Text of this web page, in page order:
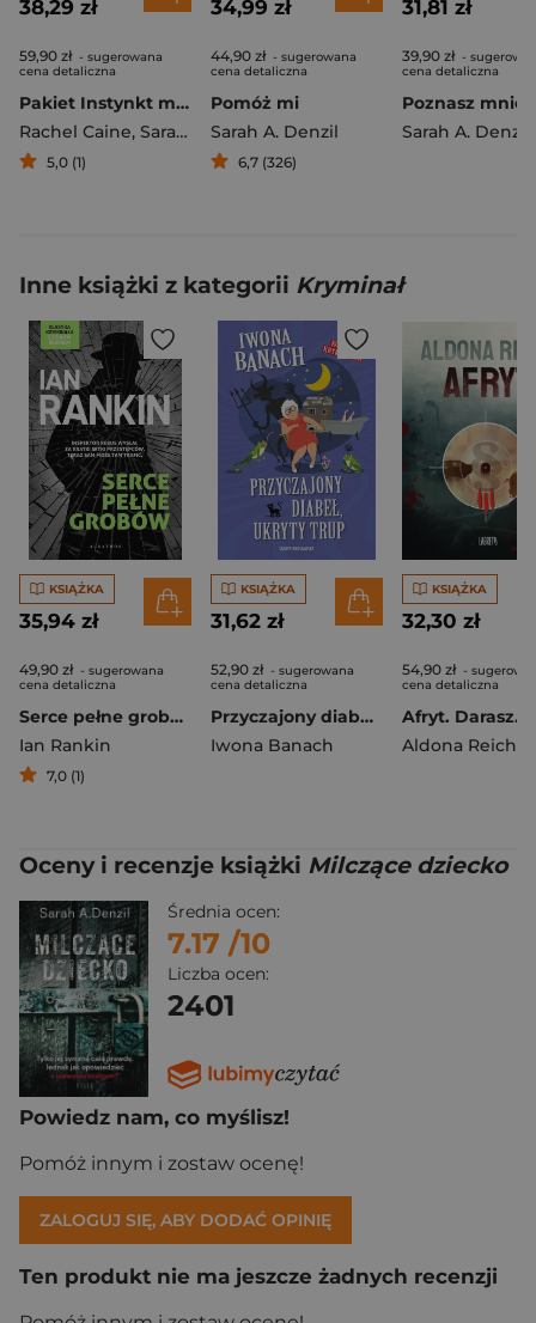
38,29 zł
59,90 zł - sugerowana
cena detaliczna
Pakiet Instynkt mordercy / Poznasz mnie
Rachel Caine, Sarah A. Denzil
5,0 (1)
34,99 zł
44,90 zł - sugerowana
cena detaliczna
Pomóż mi
Sarah A. Denzil
6,7 (326)
31,81 zł
39,90 zł -
cena detaliczna
Poznasz mnie
Sarah A. Denzil
Inne książki z kategorii Kryminał
KSIĄŻKA
35,94 zł
49,90 zł - sugerowana
cena detaliczna
Serce pełne grobów
Ian Rankin
7,0 (1)
KSIĄŻKA
31,62 zł
52,90 zł - sugerowana
cena detaliczna
Przyczajony diabeł, ukryty trup
Iwona Banach
KSIĄŻKA
32,30 zł
54,90 zł -
cena detaliczna
Aldona Reich
Oceny i recenzje książki Milczące dziecko
Średnia ocen:
7.17 /10
Liczba ocen:
2401
Powiedz nam, co myślisz!
Pomóż innym i zostaw ocenę!
ZALOGUJ SIĘ, ABY DODAĆ OPINIĘ
Ten produkt nie ma jeszcze żadnych recenzji